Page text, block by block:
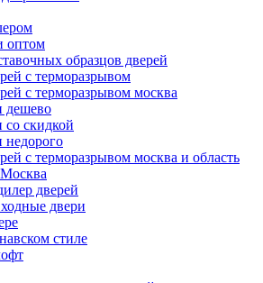
оптом
образцов дверей
с терморазрывом
с терморазрывом москва
дешево
со скидкой
недорого
с терморазрывом москва и область
дверей
двери
стиле